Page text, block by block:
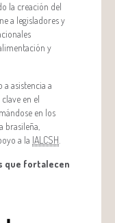
la creación del
a legisladores y
y
a asistencia a
en el
en los
brasileña,
a la IALCSH
que fortalecen